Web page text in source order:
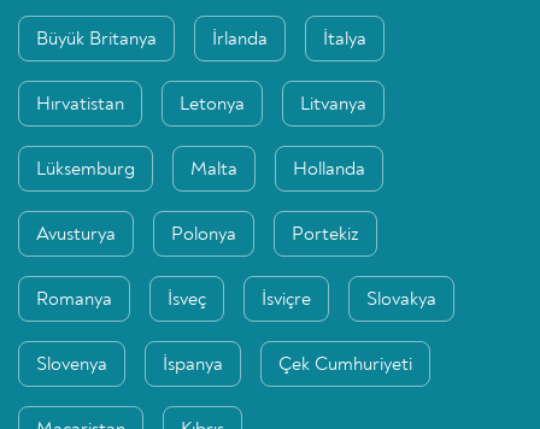
Büyük Britanya İrlanda İtalya
Hırvatistan Letonya Litvanya
Lüksemburg Malta Hollanda
Avusturya Polonya Portekiz
Romanya İsveç İsviçre Slovakya
Slovenya İspanya Çek Cumhuriyeti